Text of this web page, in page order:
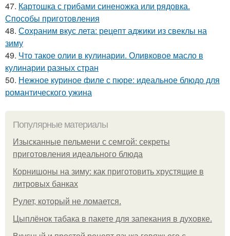
47. Картошка с грибами синеножка или рядовка.
Способы приготовления
48. Сохраним вкус лета: рецепт аджики из свеклы на
зиму
49. Что такое олии в кулинарии. Оливковое масло в
кулинарии разных стран
50. Нежное куриное филе с пюре: идеальное блюдо для
романтического ужина
Популярные материалы
Изысканные пельмени с семгой: секреты
приготовления идеального блюда
Корнишоны на зиму: как приготовить хрустящие в
литровых банках
Рулет, который не ломается.
Цыплёнок табака в пакете для запекания в духовке.